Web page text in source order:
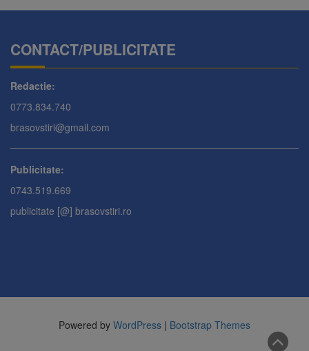
CONTACT/PUBLICITATE
Redactie:
0773.834.740
brasovstiri@gmail.com
Publicitate:
0743.519.669
publicitate [@] brasovstiri.ro
Powered by WordPress | Bootstrap Themes